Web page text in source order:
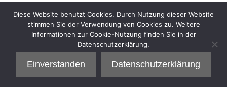
Kategorien
Interview
Diese Website benutzt Cookies. Durch Nutzung dieser Website
stimmen Sie der Verwendung von Cookies zu. Weitere
Informationen zur Cookie-Nutzung finden Sie in der
Datenschutzerklärung.
Einverstanden Datenschutzerklärung